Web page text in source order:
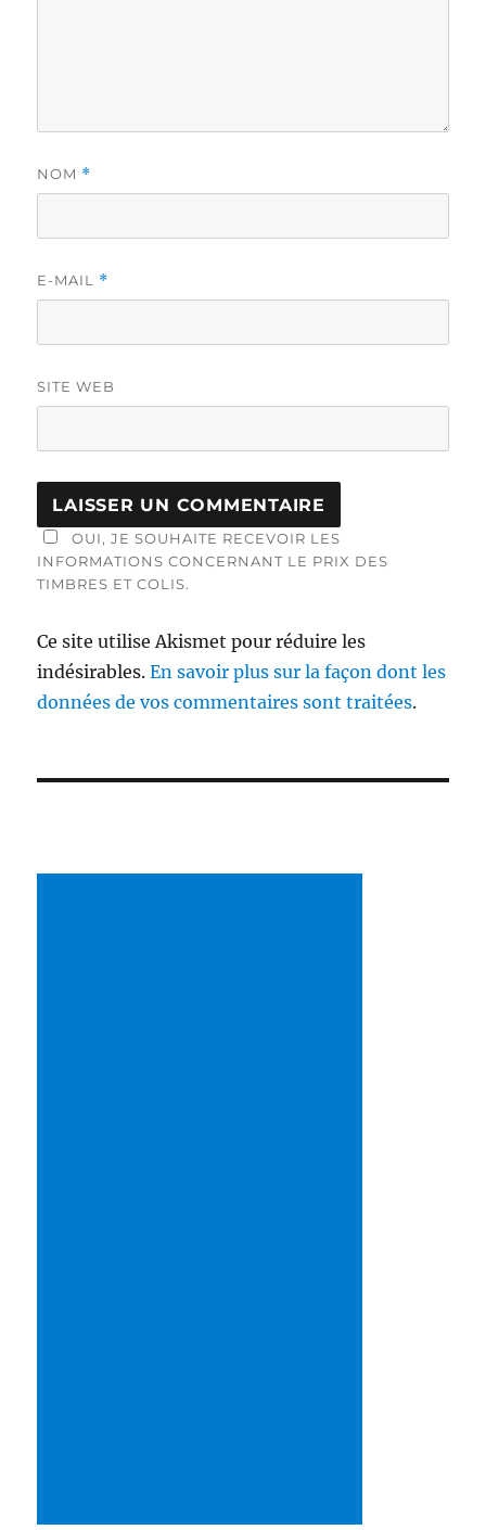
NOM *
E-MAIL *
SITE WEB
OUI, JE SOUHAITE RECEVOIR LES
INFORMATIONS CONCERNANT LE PRIX DES
TIMBRES ET COLIS.
Ce site utilise Akismet pour réduire les
indésirables.En savoir plus sur la façon dont les
données de vos commentaires sont traitées.